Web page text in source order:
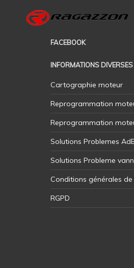
FACEBOOK
INFORMATIONS DIVERSES
Cartographie moteur
Reprogrammation
Reprogrammation
Solutions Problemes
Solutions Probleme
Conditions générales de
RGPD